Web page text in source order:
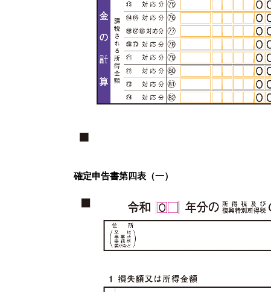
確定申告書第四表（一）